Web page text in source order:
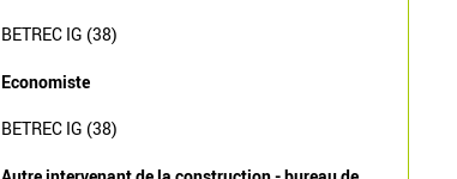
BETREC IG (38)
Economiste
BETREC IG (38)